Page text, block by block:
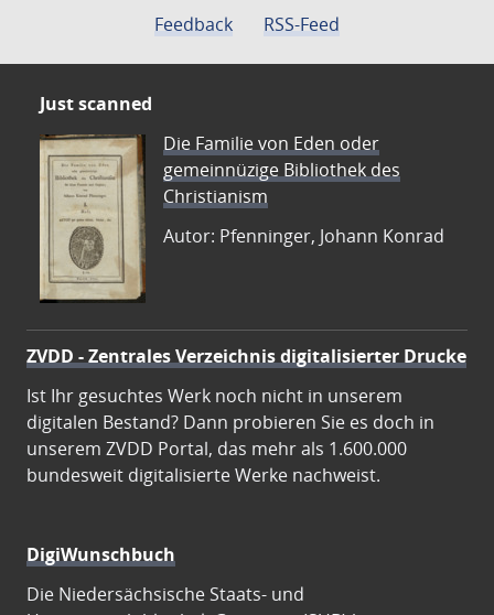
Feedback
RSS-Feed
Just scanned
Die Familie von Eden oder
gemeinnüzige Bibliothek des
Christianism
Autor: Pfenninger, Johann Konrad
ZVDD - Zentrales Verzeichnis digitalisierter Drucke
Ist Ihr gesuchtes Werk noch nicht in unserem
digitalen Bestand? Dann probieren Sie es doch in
unserem ZVDD Portal, das mehr als 1.600.000
bundesweit digitalisierte Werke nachweist.
DigiWunschbuch
Die Niedersächsische Staats- und